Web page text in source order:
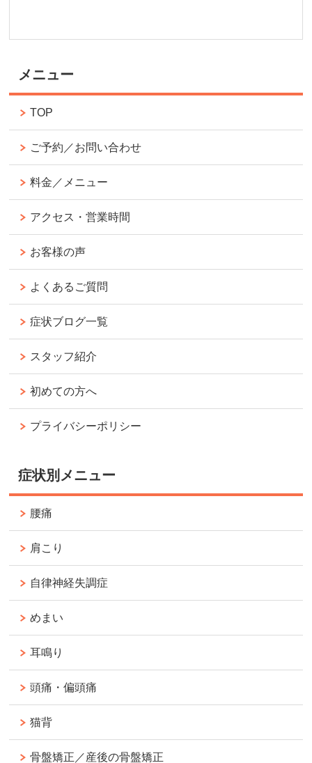
メニュー
TOP
ご予約／お問い合わせ
料金／メニュー
アクセス・営業時間
お客様の声
よくあるご質問
症状ブログ一覧
スタッフ紹介
初めての方へ
プライバシーポリシー
症状別メニュー
腰痛
肩こり
自律神経失調症
めまい
耳鳴り
頭痛・偏頭痛
猫背
骨盤矯正／産後の骨盤矯正